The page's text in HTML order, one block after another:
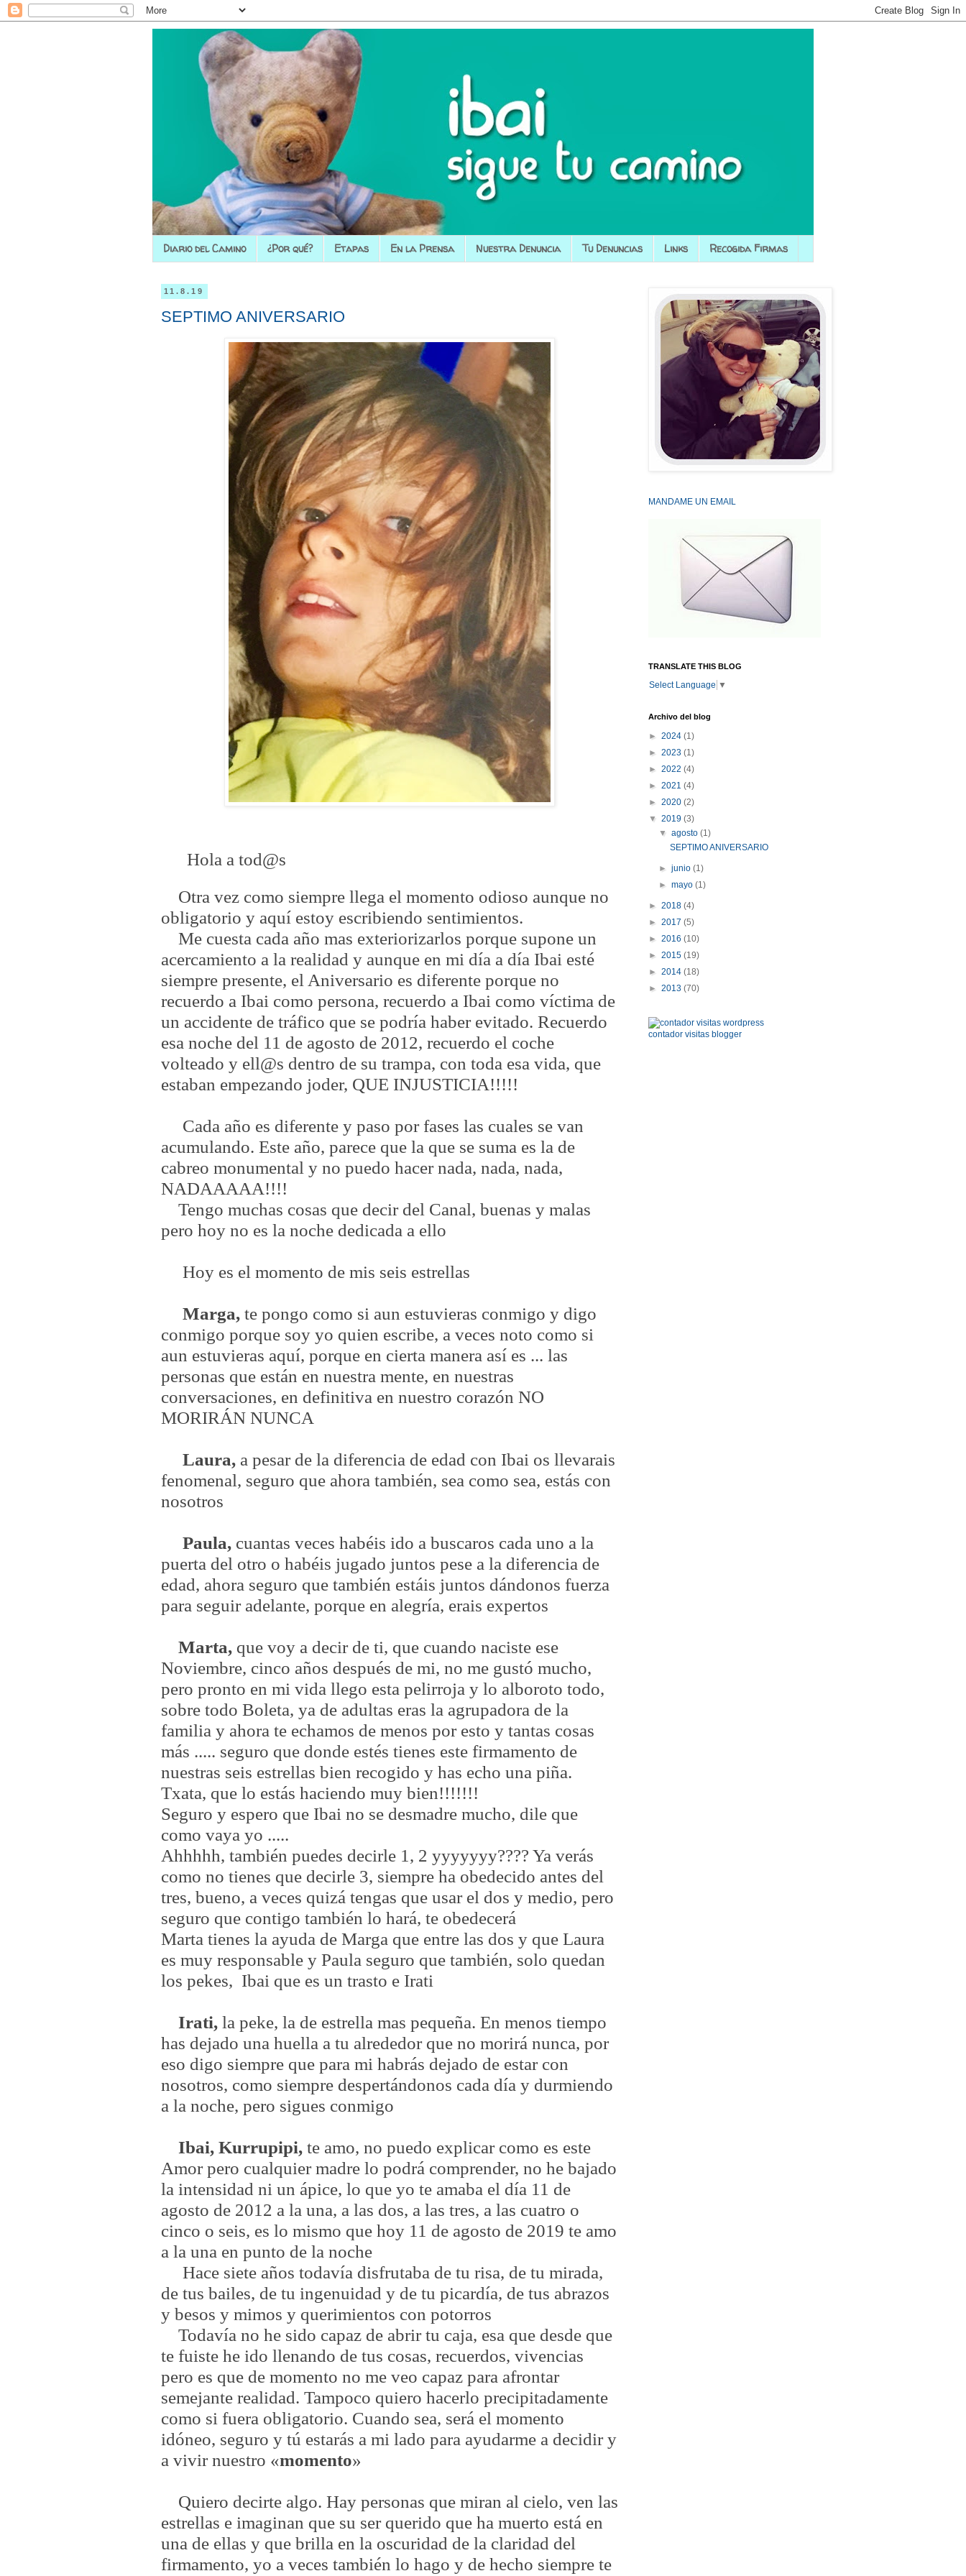
Diario del Camino ¿Por qué? Etapas En la Prensa Nuestra Denuncia Tu Denuncias Links Recogida Firmas
11.8.19
SEPTIMO ANIVERSARIO
Hola a tod@s
Otra vez como siempre llega el momento odioso aunque no
obligatorio y aquí estoy escribiendo sentimientos.
Me cuesta cada año mas exteriorizarlos porque supone un
acercamiento a la realidad y aunque en mi día a día Ibai esté
siempre presente, el Aniversario es diferente porque no
recuerdo a Ibai como persona, recuerdo a Ibai como víctima de
un accidente de tráfico que se podría haber evitado. Recuerdo
esa noche del 11 de agosto de 2012, recuerdo el coche
volteado y ell@s dentro de su trampa, con toda esa vida, que
estaban empezando joder, QUE INJUSTICIA!!!!!
Cada año es diferente y paso por fases las cuales se van
acumulando. Este año, parece que la que se suma es la de
cabreo monumental y no puedo hacer nada, nada, nada,
NADAAAAA!!!!
Tengo muchas cosas que decir del Canal, buenas y malas
pero hoy no es la noche dedicada a ello
Hoy es el momento de mis seis estrellas
Marga, te pongo como si aun estuvieras conmigo y digo
conmigo porque soy yo quien escribe, a veces noto como si
aun estuvieras aquí, porque en cierta manera así es ... las
personas que están en nuestra mente, en nuestras
conversaciones, en definitiva en nuestro corazón NO
MORIRÁN NUNCA
Laura, a pesar de la diferencia de edad con Ibai os llevarais
fenomenal, seguro que ahora también, sea como sea, estás con
nosotros
Paula, cuantas veces habéis ido a buscaros cada uno a la
puerta del otro o habéis jugado juntos pese a la diferencia de
edad, ahora seguro que también estáis juntos dándonos fuerza
para seguir adelante, porque en alegría, erais expertos
Marta, que voy a decir de ti, que cuando naciste ese
Noviembre, cinco años después de mi, no me gustó mucho,
pero pronto en mi vida llego esta pelirroja y lo alboroto todo,
sobre todo Boleta, ya de adultas eras la agrupadora de la
familia y ahora te echamos de menos por esto y tantas cosas
más ..... seguro que donde estés tienes este firmamento de
nuestras seis estrellas bien recogido y has echo una piña.
Txata, que lo estás haciendo muy bien!!!!!!!
Seguro y espero que Ibai no se desmadre mucho, dile que
como vaya yo .....
Ahhhhh, también puedes decirle 1, 2 yyyyyyy???? Ya verás
como no tienes que decirle 3, siempre ha obedecido antes del
tres, bueno, a veces quizá tengas que usar el dos y medio, pero
seguro que contigo también lo hará, te obedecerá
Marta tienes la ayuda de Marga que entre las dos y que Laura
es muy responsable y Paula seguro que también, solo quedan
los pekes, Ibai que es un trasto e Irati
Irati, la peke, la de estrella mas pequeña. En menos tiempo
has dejado una huella a tu alrededor que no morirá nunca, por
eso digo siempre que para mi habrás dejado de estar con
nosotros, como siempre despertándonos cada día y durmiendo
a la noche, pero sigues conmigo
Ibai, Kurrupipi, te amo, no puedo explicar como es este
Amor pero cualquier madre lo podrá comprender, no he bajado
la intensidad ni un ápice, lo que yo te amaba el día 11 de
agosto de 2012 a la una, a las dos, a las tres, a las cuatro o
cinco o seis, es lo mismo que hoy 11 de agosto de 2019 te amo
a la una en punto de la noche
Hace siete años todavía disfrutaba de tu risa, de tu mirada,
de tus bailes, de tu ingenuidad y de tu picardía, de tus abrazos
y besos y mimos y querimientos con potorros
Todavía no he sido capaz de abrir tu caja, esa que desde que
te fuiste he ido llenando de tus cosas, recuerdos, vivencias
pero es que de momento no me veo capaz para afrontar
semejante realidad. Tampoco quiero hacerlo precipitadamente
como si fuera obligatorio. Cuando sea, será el momento
idóneo, seguro y tú estarás a mi lado para ayudarme a decidir y
a vivir nuestro «momento»
Quiero decirte algo. Hay personas que miran al cielo, ven las
estrellas e imaginan que su ser querido que ha muerto está en
una de ellas y que brilla en la oscuridad de la claridad del
firmamento, yo a veces también lo hago y de hecho siempre te
MANDAME UN EMAIL
TRANSLATE THIS BLOG
Select Language ▼
Archivo del blog
► 2024 (1)
► 2023 (1)
► 2022 (4)
► 2021 (4)
► 2020 (2)
▼ 2019 (3)
▼agosto(1)
SEPTIMO ANIVERSARIO
►junio(1)
►mayo(1)
► 2018 (4)
► 2017 (5)
► 2016 (10)
► 2015 (19)
► 2014 (18)
► 2013 (70)
contador visitas blogger